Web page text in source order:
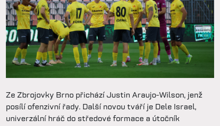
Ze Zbrojovky Brno přichází Justin Araujo-Wilson, jenž
posílí ofenzivní řady. Další novou tváří je Dele Israel,
univerzální hráč do středové formace a útočník